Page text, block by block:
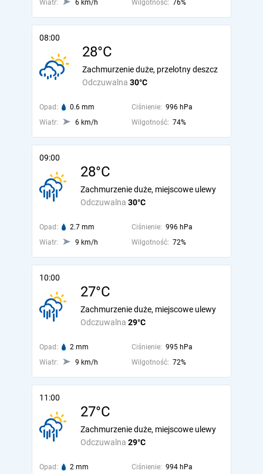
Wiatr: 6 km/h Wilgotność: 76%
08:00
28°C
Odczuwalna 30°C
Zachmurzenie duże, przelotny deszcz
Opad: 0.6 mm Ciśnienie: 996 hPa
Wiatr:
6 km/h Wilgotność: 74%
09:00
28°C
Odczuwalna 30°C
Zachmurzenie duże, miejscowe ulewy
Opad: 2.7 mm Ciśnienie: 996 hPa
Wiatr:
9 km/h Wilgotność: 72%
10:00
27°C
Odczuwalna 29°C
Zachmurzenie duże, miejscowe ulewy
Opad: 2 mm Ciśnienie: 995 hPa
Wiatr:
9 km/h Wilgotność: 72%
11:00
27°C
Odczuwalna 29°C
Zachmurzenie duże, miejscowe ulewy
Opad: 2 mm Ciśnienie: 994 hPa